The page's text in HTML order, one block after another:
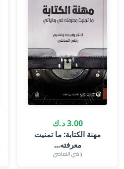
3.00 د.ك
مهنة الكتابة: ما تمنيت
معرفته...
راضي النماصي